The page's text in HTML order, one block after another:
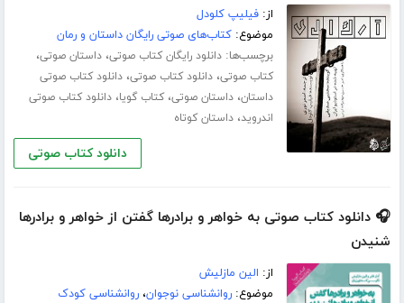
از:فیلیپ کلودل
موضوع:کتاب‌های صوتی رایگان داستان و رمان
برچسب‌ها:دانلود رایگان کتاب صوتی،داستان صوتی،
کتاب صوتی،دانلود کتاب صوتی،دانلود کتاب صوتی
داستان،داستان صوتی،کتاب گویا،دانلود کتاب صوتی
اندروید،داستان کوتاه
دانلود کتاب صوتی
🎧 دانلود کتاب صوتی به خواهر و برادرها گفتن از خواهر و برادرها
شنیدن
از: الین مازلیش
موضوع:روانشناسی نوجوان،روانشناسی کودک